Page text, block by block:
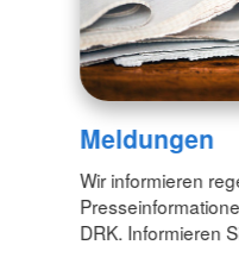
Meldungen
Wir informieren
DRK. Informieren